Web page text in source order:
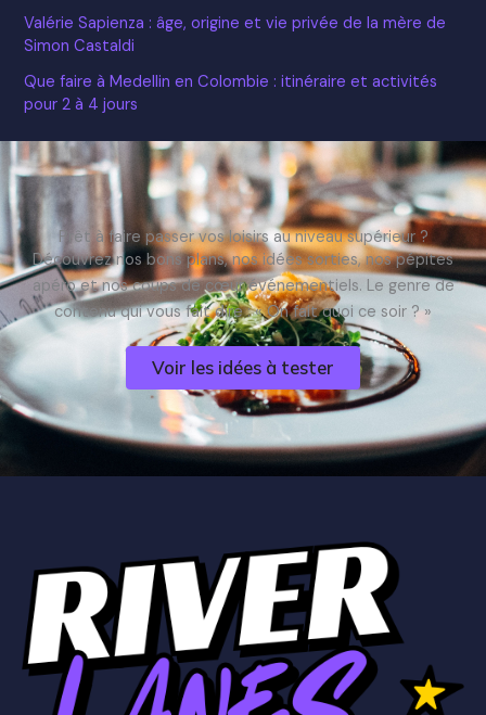
Valérie Sapienza : âge, origine et vie privée de la mère de
Simon Castaldi
Que faire à Medellin en Colombie : itinéraire et activités
pour 2 à 4 jours
Prêt à faire passer vos loisirs au niveau supérieur ?
Découvrez nos bons plans, nos idées sorties, nos pépites
apéro et nos coups de cœur événementiels. Le genre de
contenu qui vous fait dire : « On fait quoi ce soir ? »
Voir les idées à tester